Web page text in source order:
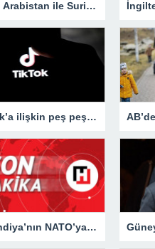
Suudi Arabistan ile Suriye, diplomatik ilişkileri yeniden başlatacak
TikTok’a ilişkin peş peşe iki kritik karar daha! Tüm elektronik cihazlarda yasaklandı…
Finlandiya’nın NATO’ya üyeliği için yeni gelişme